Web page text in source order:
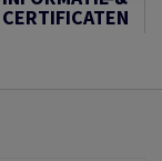
CERTIFICATEN